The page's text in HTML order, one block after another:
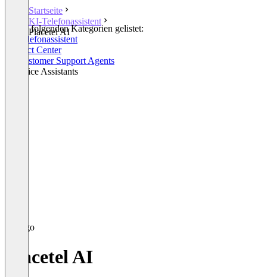
Startseite
KI-Telefonassistent
Placetel AI
In den folgenden Kategorien gelistet:
KI-Telefonassistent
Contact Center
AI Customer Support Agents
AI Voice Assistants
Placetel AI